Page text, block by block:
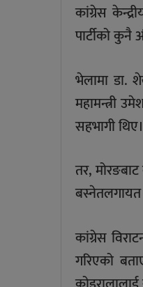
कांग्रेस
पार्टीको कुनै
भेलामा डा.
महामन्त्री
सहभागी थिए।
तर,
कांग्रेस
गरिएको